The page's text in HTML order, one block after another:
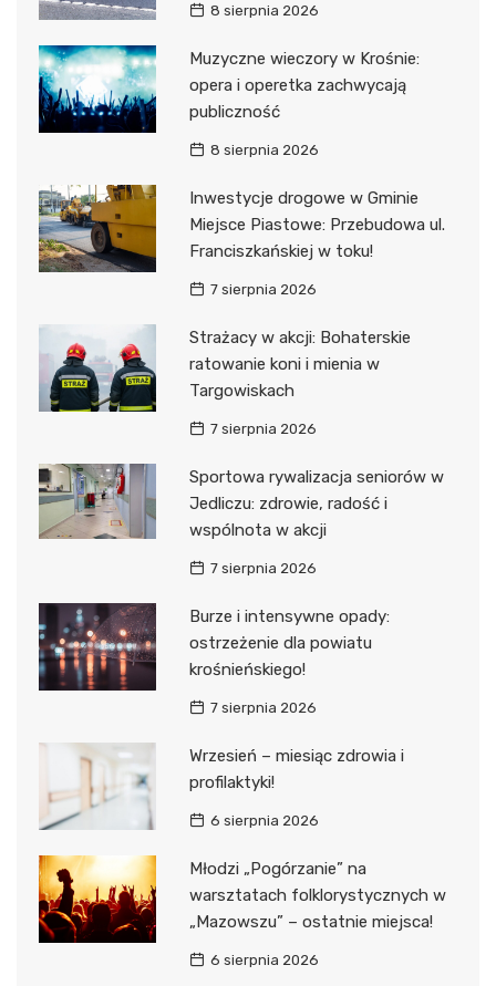
8 sierpnia 2026
Muzyczne wieczory w Krośnie:
opera i operetka zachwycają
publiczność
8 sierpnia 2026
Inwestycje drogowe w Gminie
Miejsce Piastowe: Przebudowa ul.
Franciszkańskiej w toku!
7 sierpnia 2026
Strażacy w akcji: Bohaterskie
ratowanie koni i mienia w
Targowiskach
7 sierpnia 2026
Sportowa rywalizacja seniorów w
Jedliczu: zdrowie, radość i
wspólnota w akcji
7 sierpnia 2026
Burze i intensywne opady:
ostrzeżenie dla powiatu
krośnieńskiego!
7 sierpnia 2026
Wrzesień – miesiąc zdrowia i
profilaktyki!
6 sierpnia 2026
Młodzi „Pogórzanie” na
warsztatach folklorystycznych w
„Mazowszu” – ostatnie miejsca!
6 sierpnia 2026